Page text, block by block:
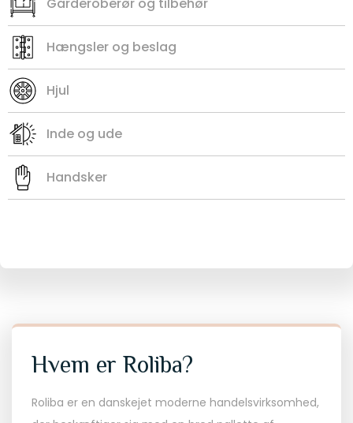
Hængsler og beslag
Hjul
Inde og ude
Handsker
Hvem er Roliba?
Roliba er en danskejet moderne handelsvirksomhed,